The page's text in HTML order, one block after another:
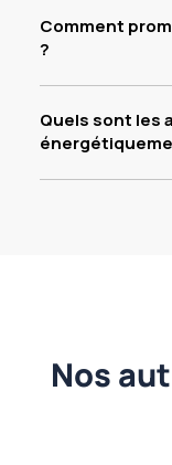
Comment
?
Quels sont les
Nos